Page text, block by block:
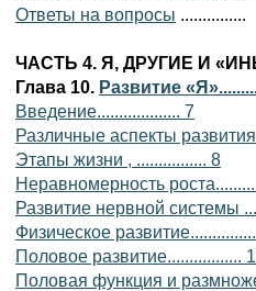
Ответы на вопросы ...............
ЧАСТЬ 4. Я, ДРУГИЕ И
Глава 10. Развитие
Введение................... 7
Различные аспекты
Этапы жизни , ................ 8
Неравномерность
Развитие нервной системы
Физическое
Половое развитие.................
Половая функция и